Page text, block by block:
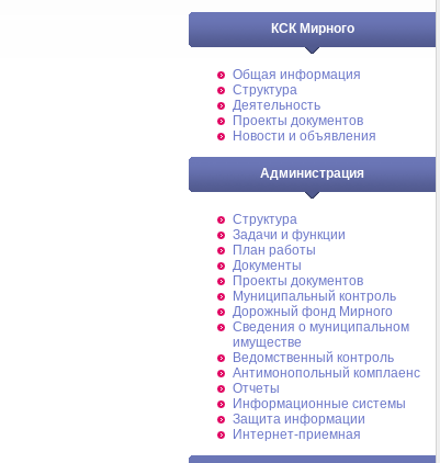
КСК Мирного
Общая информация
Структура
Деятельность
Проекты документов
Новости и объявления
Администрация
Структура
Задачи и функции
План работы
Документы
Проекты документов
Муниципальный контроль
Дорожный фонд Мирного
Cведения о муниципальном
имуществе
Ведомственный контроль
Антимонопольный комплаенс
Отчеты
Информационные системы
Защита информации
Интернет-приемная